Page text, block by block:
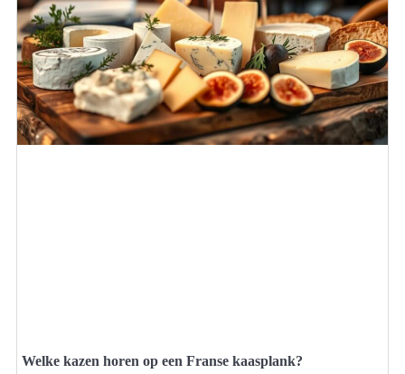
Welke kazen horen op een Franse kaasplank?